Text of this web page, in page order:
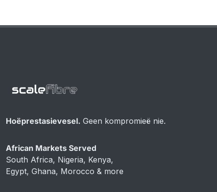
Hoëprestasievesel. Geen kompromieë nie.
African Markets Served
South Africa, Nigeria, Kenya,
Egypt, Ghana, Morocco & more